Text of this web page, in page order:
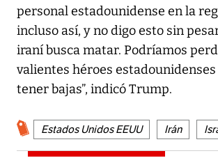
personal estadounidense en la
incluso así, y no digo esto sin
iraní busca matar. Podríamos
valientes héroes
tener bajas”, indicó Trump.
Estados Unidos EEUU Irán